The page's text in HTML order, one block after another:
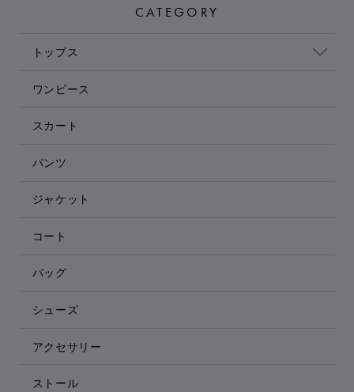
CATEGORY
トップス
ワンピース
スカート
パンツ
ジャケット
コート
バッグ
シューズ
アクセサリー
ストール